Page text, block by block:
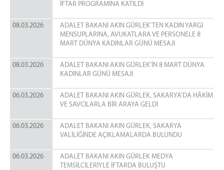
İFTAR PROGRAMINA KATILDI
08.03.2026
ADALET BAKANI AKIN GÜRLEK’TEN KADIN YARGI
MENSUPLARINA, AVUKATLARA VE PERSONELE 8
MART DÜNYA KADINLAR GÜNÜ MESAJI
08.03.2026
ADALET BAKANI AKIN GÜRLEK’İN 8 MART DÜNYA
KADINLAR GÜNÜ MESAJI
06.03.2026
ADALET BAKANI AKIN GÜRLEK, SAKARYA’DA HÂKİM
VE SAVCILARLA BİR ARAYA GELDİ
06.03.2026
ADALET BAKANI AKIN GÜRLEK, SAKARYA
VALİLİĞİNDE AÇIKLAMALARDA BULUNDU
06.03.2026
ADALET BAKANI AKIN GÜRLEK MEDYA
TEMSİLCİLERİYLE İFTARDA BULUŞTU